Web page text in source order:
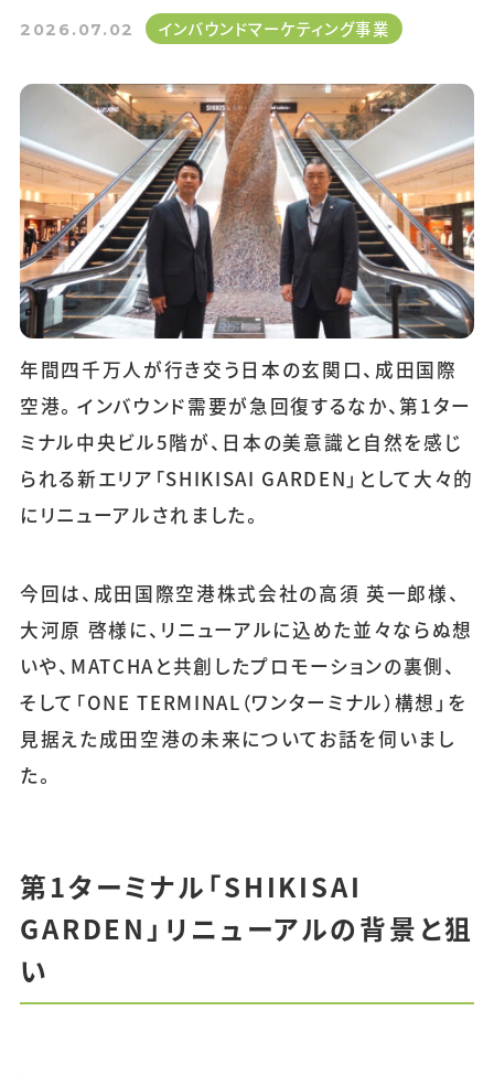
2026.07.02 インバウンドマーケティング事業
年間四千万人が行き交う日本の玄関口、成田国際
空港。インバウンド需要が急回復するなか、第1ター
ミナル中央ビル5階が、日本の美意識と自然を感じ
られる新エリア「SHIKISAI GARDEN」として大々的
にリニューアルされました。
今回は、成田国際空港株式会社の高須 英一郎様、
大河原 啓様に、リニューアルに込めた並々ならぬ想
いや、MATCHAと共創したプロモーションの裏側、
そして「ONE TERMINAL（ワンターミナル）構想」を
見据えた成田空港の未来についてお話を伺いまし
た。
第1ターミナル「SHIKISAI
GARDEN」リニューアルの背景と狙
い